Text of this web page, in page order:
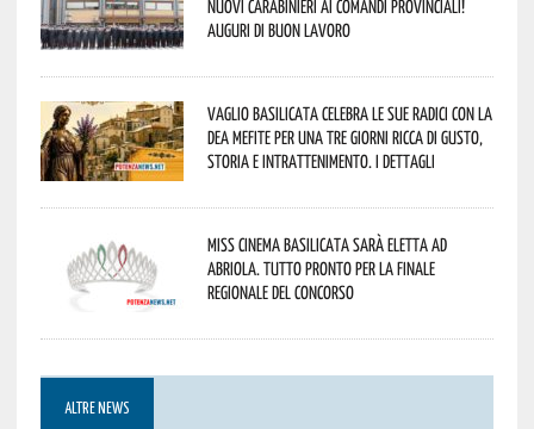
nuovi Carabinieri ai Comandi provinciali!
Auguri di buon lavoro
Vaglio Basilicata celebra le sue radici con la
Dea Mefite per una tre giorni ricca di gusto,
storia e intrattenimento. I dettagli
Miss Cinema Basilicata sarà eletta ad
Abriola. Tutto pronto per la finale
regionale del concorso
ALTRE NEWS